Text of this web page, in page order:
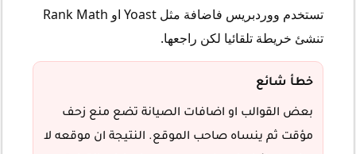
تستخدم ووردبريس فاضافة مثل Yoast او Rank Math
تنشئ خريطة تلقائيا لكن راجعها.
خطأ شائع
بعض القوالب او اضافات الصيانة تضع منع زحف
مؤقت ثم ينساه صاحب الموقع. النتيجة ان موقعه لا